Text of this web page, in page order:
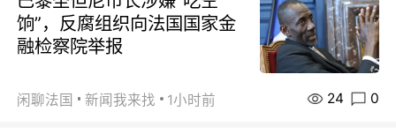
饷”，反腐组织向法国国家金
融检察院举报
闲聊法国 新闻我来找 1小时前 24 0